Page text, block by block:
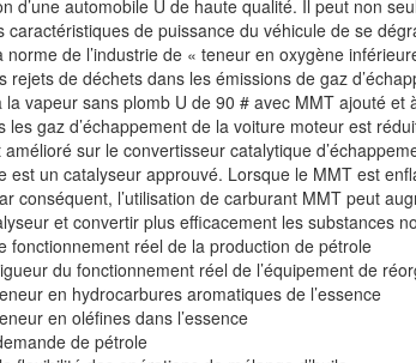
d’une automobile U de haute qualité. Il peut non
caractéristiques de puissance du véhicule de se
norme de l’industrie de « teneur en oxygène
rejets de déchets dans les émissions de gaz
la vapeur sans plomb U de 90 # avec MMT ajouté
les gaz d’échappement de la voiture moteur est
sur le convertisseur catalytique
est un catalyseur approuvé. Lorsque le MMT est
conséquent, l’utilisation de carburant MMT peut
et convertir plus efficacement les substances
fonctionnement réel de la production de pétrole
du fonctionnement réel de l’équipement de
en hydrocarbures aromatiques de l’essence
en oléfines dans l’essence
de pétrole